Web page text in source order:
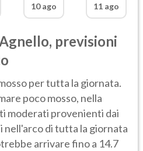
10 ago
11 ago
, previsioni
per tutta la giornata.
poco mosso, nella
moderati provenienti dai
di tutta la giornata
arrivare fino a 14.7